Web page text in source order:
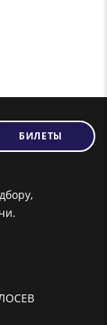
БИЛЕТЫ